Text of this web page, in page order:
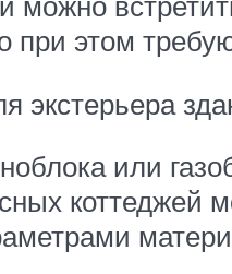
при этом
экстерьера
или
коттеджей